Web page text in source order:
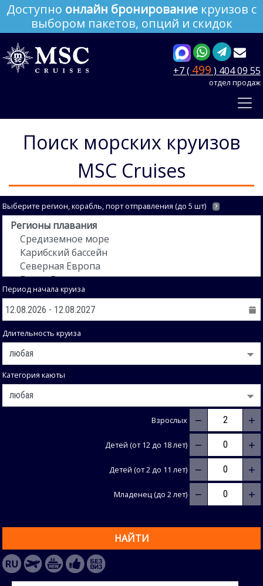
Доступно онлайн бронирование круизов с
выбором пакетов, опций и скидок
+7 ( 499 ) 404 09 55
отдел продаж
Поиск морских круизов
MSC Cruises
Выберите регион, корабль, порт отправления (до 5 шт) ?
Период начала круиза
Длительность круиза
Категория каюты
Взрослых − +
Детей (от 12 до 18 лет) − +
Детей (от 2 до 11 лет) − +
Младенец (до 2 лет) − +
НАЙТИ